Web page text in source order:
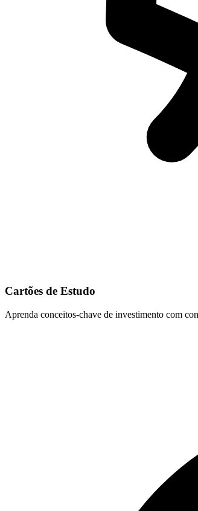
Cartões de Estudo
Aprenda conceitos-chave de investimento com